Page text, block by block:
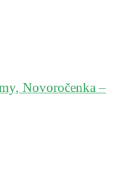
Novoročenka –